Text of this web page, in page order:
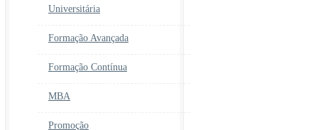
Universitária
Formação Avançada
Formação Contínua
MBA
Promoção